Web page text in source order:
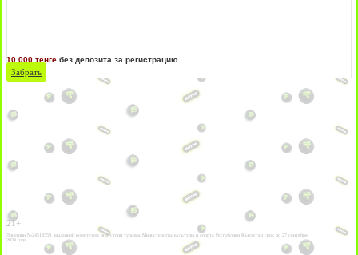
10 000 тенге без депозита за регистрацию
Забрать
21+
Лицензии №24514359, выданной комитетом индустрии туризма Министерства культуры и спорта Республики Казахстан срок до 27 сентября
2034 года.